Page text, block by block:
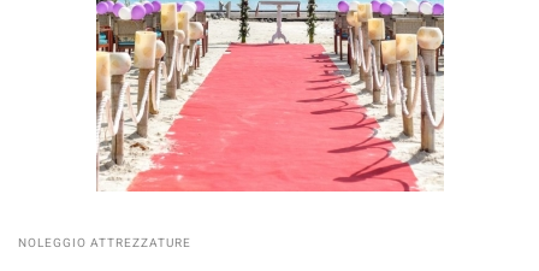
NOLEGGIO ATTREZZATURE